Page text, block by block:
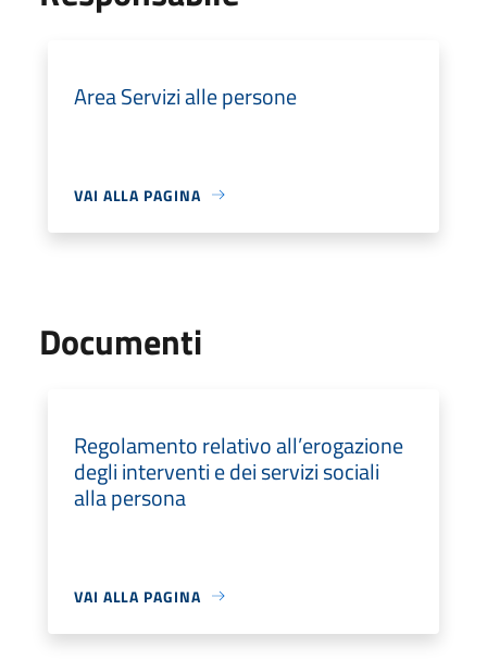
Area Servizi alle persone
VAI ALLA PAGINA
Documenti
Regolamento relativo all’erogazione
degli interventi e dei servizi sociali
alla persona
VAI ALLA PAGINA